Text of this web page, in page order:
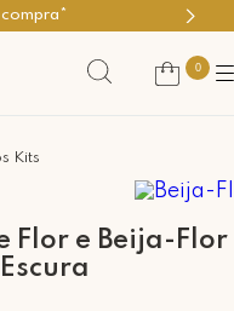
0
Kits
Flor e Beija-Flor